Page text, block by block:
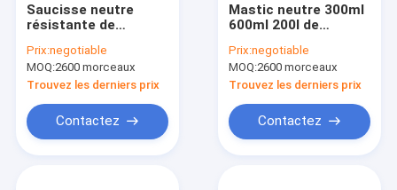
Saucisse neutre
résistante de
mastic de silicone de
traitement pour la
fenêtre
Prix:negotiable
MOQ:2600 morceaux
Trouvez les derniers prix
Contactez
Mastic neutre 300ml
600ml 200l de
construction
imperméable
Prix:negotiable
MOQ:2600 morceaux
Trouvez les derniers prix
Contactez